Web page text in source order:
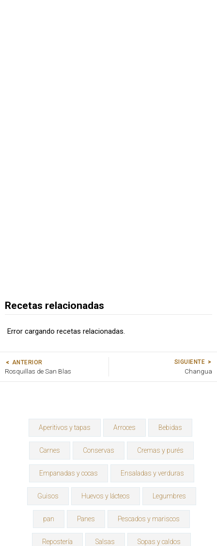
Recetas relacionadas
Error cargando recetas relacionadas.
ANTERIOR
Rosquillas de San Blas
SIGUIENTE
Changua
Aperitivos y tapas Arroces Bebidas
Carnes Conservas Cremas y purés
Empanadas y cocas Ensaladas y verduras
Guisos Huevos y lácteos Legumbres
pan Panes Pescados y mariscos
Repostería Salsas Sopas y caldos